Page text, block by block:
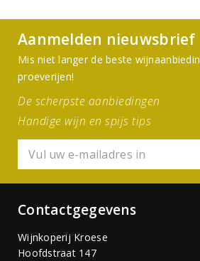
Aanmelden nieuwsbrief
Mis niet langer de beste
proeverijen!
De scherpste aanbiedingen
Handige wijn en spijs tips
Contactgegevens
Wijnkoperij Kroese
Hoofdstraat 147